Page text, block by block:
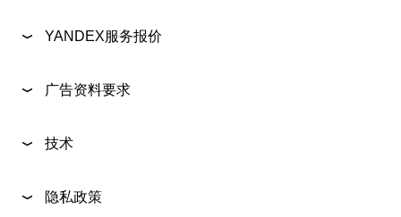
YANDEX服务报价
广告资料要求
技术
隐私政策